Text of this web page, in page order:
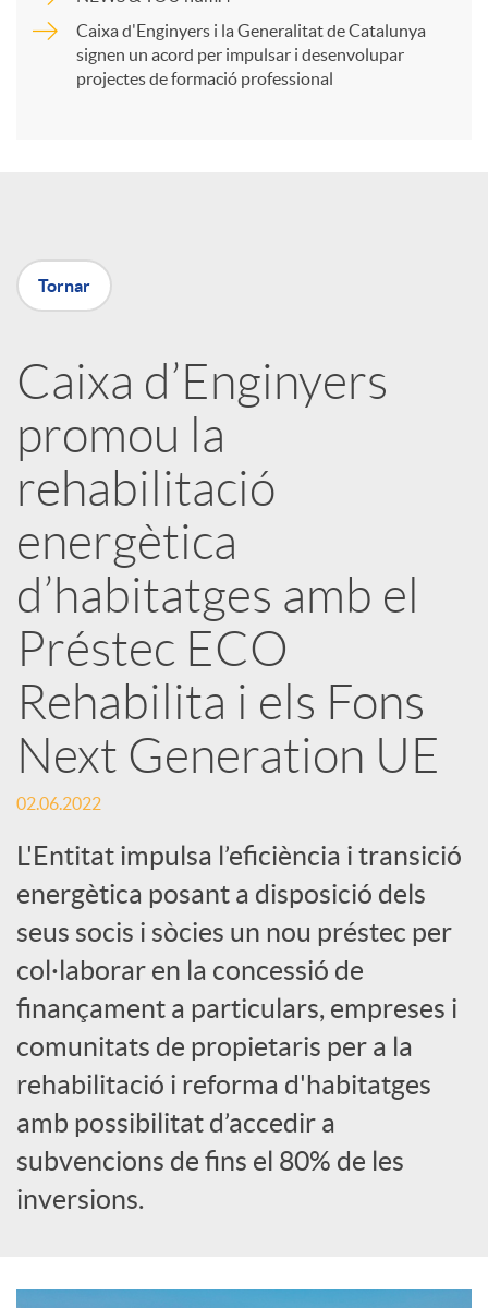
a
a
r
x
e
s
S
c
i
a
l
s
Caixa d'Enginyers i la Generalitat de Catalunya
signen un acord per impulsar i desenvolupar
projectes de formació professional
Tornar
Caixa d’Enginyers
promou la
rehabilitació
energètica
d’habitatges amb el
Préstec ECO
Rehabilita i els Fons
Next Generation UE
02.06.2022
L'Entitat impulsa l’eficiència i transició
energètica posant a disposició dels
seus socis i sòcies un nou préstec per
col·laborar en la concessió de
finançament a particulars, empreses i
comunitats de propietaris per a la
rehabilitació i reforma d'habitatges
amb possibilitat d’accedir a
subvencions de fins el 80% de les
inversions.